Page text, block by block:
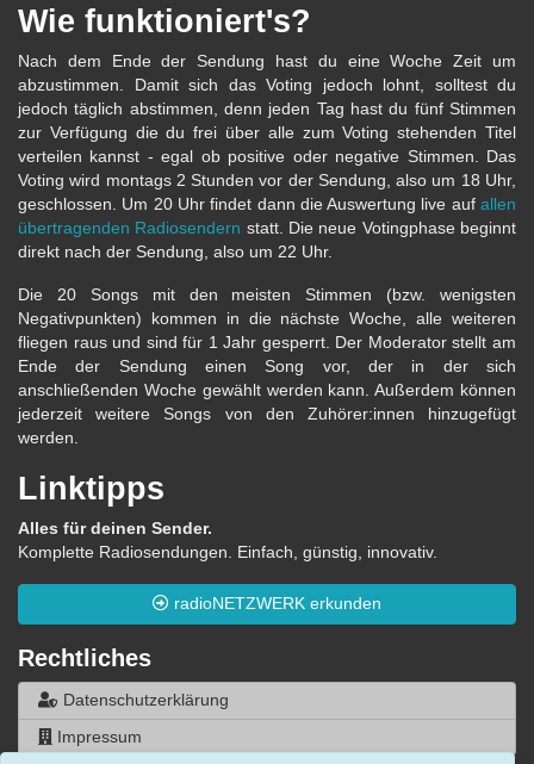
Wie funktioniert's?
Nach dem Ende der Sendung hast du eine Woche Zeit um
abzustimmen. Damit sich das Voting jedoch lohnt, solltest du
jedoch täglich abstimmen, denn jeden Tag hast du fünf Stimmen
zur Verfügung die du frei über alle zum Voting stehenden Titel
verteilen kannst - egal ob positive oder negative Stimmen. Das
Voting wird montags 2 Stunden vor der Sendung, also um 18 Uhr,
geschlossen. Um 20 Uhr findet dann die Auswertung live auf allen
übertragenden Radiosendern statt. Die neue Votingphase beginnt
direkt nach der Sendung, also um 22 Uhr.
Die 20 Songs mit den meisten Stimmen (bzw. wenigsten
Negativpunkten) kommen in die nächste Woche, alle weiteren
fliegen raus und sind für 1 Jahr gesperrt. Der Moderator stellt am
Ende der Sendung einen Song vor, der in der sich
anschließenden Woche gewählt werden kann. Außerdem können
jederzeit weitere Songs von den Zuhörer:innen hinzugefügt
werden.
Linktipps
Alles für deinen Sender.
Komplette Radiosendungen. Einfach, günstig, innovativ.
radioNETZWERK erkunden
Rechtliches
Datenschutzerklärung
Impressum